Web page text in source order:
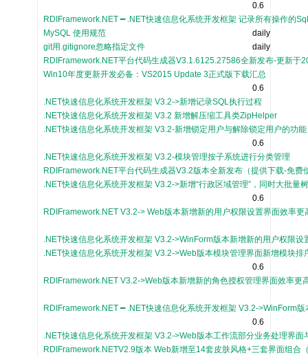
0.6
RDIFramework.NET ━ .NET快速信息化系统开发框架 记录所有操作的
MySQL 使用规范
daily
git用.gitignore忽略指定文件
daily
RDIFramework.NET平台代码生成器V3.1.6125.27586全新发布-更新于
Win10年度更新开发必备：VS2015 Update 3正式版下载汇总
0.6
.NET快速信息化系统开发框架 V3.2->新增记录SQL执行过程
.NET快速信息化系统开发框架 V3.2 新增解压缩工具类ZipHelper
.NET快速信息化系统开发框架 V3.2-新增锁定用户与解除锁定用户的功能
0.6
.NET快速信息化系统开发框架 V3.2-模块管理按子系统进行分类管理
RDIFramework.NET平台代码生成器V3.2版本全新发布（提供下载-免费
.NET快速信息化系统开发框架 V3.2->新增“行政区域管理”，同时大批量
0.6
RDIFramework.NET V3.2-> Web版本新增新的用户权限设置界面效率更
.NET快速信息化系统开发框架 V3.2->WinForm版本新增新的用户权限设
.NET快速信息化系统开发框架 V3.2->Web版本模块管理界面新增模块排
0.6
RDIFramework.NET V3.2->Web版本新增新的角色授权管理界面效率更
RDIFramework.NET ━ .NET快速信息化系统开发框架 V3.2->WinForm
0.6
.NET快速信息化系统开发框架 V3.2->Web版本工作流部分业务处理界面
RDIFramework.NETV2.9版本 Web新增至14套皮肤风格+三套界面组合